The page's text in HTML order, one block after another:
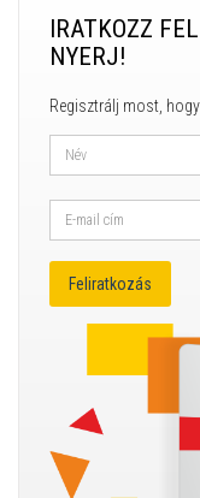
IRATKOZZ
NYERJ!
Regisztrálj most,